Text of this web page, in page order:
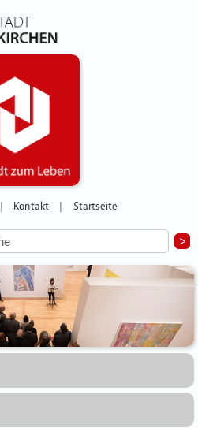
Kontakt Startseite